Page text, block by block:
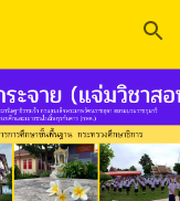
Skip to navigation